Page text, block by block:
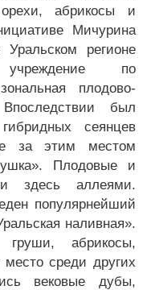
абрикосы и
Мичурина
регионе
учреждение по
плодово-
был
сеянцев
за этим местом
Плодовые и
здесь аллеями.
популярнейший
наливная».
груши, абрикосы,
среди других
вековые дубы,